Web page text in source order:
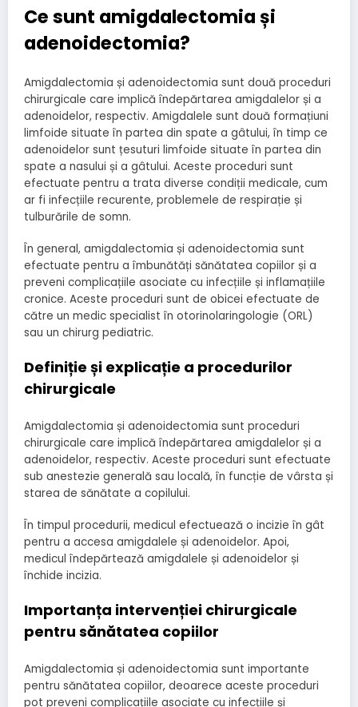
Ce sunt amigdalectomia și
adenoidectomia?
Amigdalectomia și adenoidectomia sunt două proceduri
chirurgicale care implică îndepărtarea amigdalelor și a
adenoidelor, respectiv. Amigdalele sunt două formațiuni
limfoide situate în partea din spate a gâtului, în timp ce
adenoidelor sunt țesuturi limfoide situate în partea din
spate a nasului și a gâtului. Aceste proceduri sunt
efectuate pentru a trata diverse condiții medicale, cum
ar fi infecțiile recurente, problemele de respirație și
tulburările de somn.
În general, amigdalectomia și adenoidectomia sunt
efectuate pentru a îmbunătăți sănătatea copiilor și a
preveni complicațiile asociate cu infecțiile și inflamațiile
cronice. Aceste proceduri sunt de obicei efectuate de
către un medic specialist în otorinolaringologie (ORL)
sau un chirurg pediatric.
Definiție și explicație a procedurilor
chirurgicale
Amigdalectomia și adenoidectomia sunt proceduri
chirurgicale care implică îndepărtarea amigdalelor și a
adenoidelor, respectiv. Aceste proceduri sunt efectuate
sub anestezie generală sau locală, în funcție de vârsta și
starea de sănătate a copilului.
În timpul procedurii, medicul efectuează o incizie în gât
pentru a accesa amigdalele și adenoidelor. Apoi,
medicul îndepărtează amigdalele și adenoidelor și
închide incizia.
Importanța intervenției chirurgicale
pentru sănătatea copiilor
Amigdalectomia și adenoidectomia sunt importante
pentru sănătatea copiilor, deoarece aceste proceduri
pot preveni complicațiile asociate cu infecțiile și